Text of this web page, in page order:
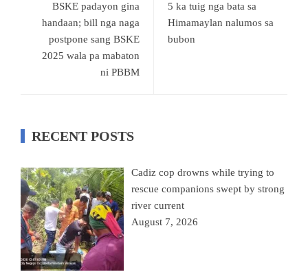
BSKE padayon gina
handaan; bill nga naga
postpone sang BSKE
2025 wala pa mabaton
ni PBBM
5 ka tuig nga bata sa
Himamaylan nalumos sa
bubon
RECENT POSTS
Cadiz cop drowns while trying to
rescue companions swept by strong
river current
August 7, 2026